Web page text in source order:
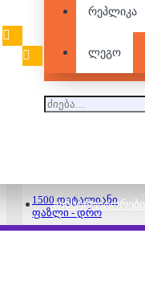
ᲙᲝᲜᲡᲢᲠᲣᲥᲢᲝᲠᲔᲑᲘ
რეპლიკა
ლეგო
ფაზლი -
27.00 ₾
1500 დეტალიანი
ფაზლი - დრო
44.00 ₾